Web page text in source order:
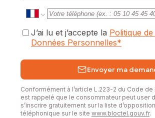
J’ai lu et j’accepte la Politique
Données Personnelles*
Envoyer ma
Conformément à l’article L.223-2 du Code
est rappelé que le consommateur peut user
s’inscrire gratuitement sur la liste
téléphonique sur le site www.bloctel.gouv.fr.